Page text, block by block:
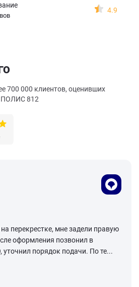
4.9
700 000 клиентов, оценивших
ПОЛИС 812
перекрестке, мне задели правую
оформления позвонил в
порядок подачи. По те...